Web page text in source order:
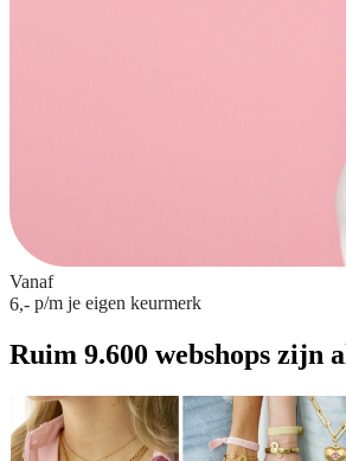
Vanaf
6,- p/m je eigen keurmerk
Ruim 9.600 webshops zijn